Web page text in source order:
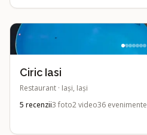
Ciric Iasi
Restaurant · Iași, Iași
5 recenzii3 foto2video36 evenimente